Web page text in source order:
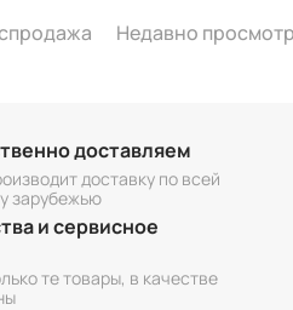
Недавно
доставляем
доставку по всей
зарубежью
и сервисное
те товары, в качестве